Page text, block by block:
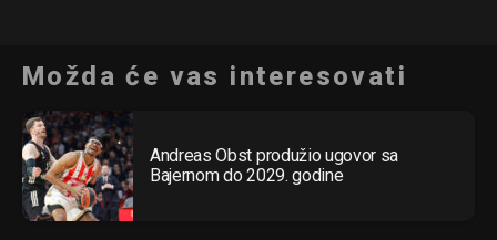
Možda će vas interesovati
Andreas Obst produžio ugovor sa
Bajernom do 2029. godine